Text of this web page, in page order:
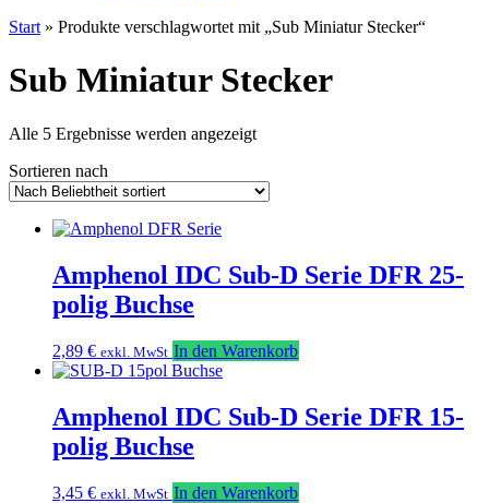
Start » Produkte verschlagwortet mit „Sub Miniatur Stecker“
Sub Miniatur Stecker
Alle 5 Ergebnisse werden angezeigtNach
Sortieren nach
Amphenol IDC Sub-D Serie DFR 25-
polig Buchse
2,89 € exkl. MwSt In den Warenkorb
Amphenol IDC Sub-D Serie DFR 15-
polig Buchse
3,45 € exkl. MwSt In den Warenkorb